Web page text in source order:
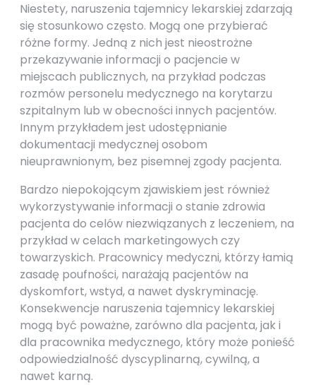
Niestety, naruszenia tajemnicy lekarskiej zdarzają
się stosunkowo często. Mogą one przybierać
różne formy. Jedną z nich jest nieostrożne
przekazywanie informacji o pacjencie w
miejscach publicznych, na przykład podczas
rozmów personelu medycznego na korytarzu
szpitalnym lub w obecności innych pacjentów.
Innym przykładem jest udostępnianie
dokumentacji medycznej osobom
nieuprawnionym, bez pisemnej zgody pacjenta.
Bardzo niepokojącym zjawiskiem jest również
wykorzystywanie informacji o stanie zdrowia
pacjenta do celów niezwiązanych z leczeniem, na
przykład w celach marketingowych czy
towarzyskich. Pracownicy medyczni, którzy łamią
zasadę poufności, narażają pacjentów na
dyskomfort, wstyd, a nawet dyskryminację.
Konsekwencje naruszenia tajemnicy lekarskiej
mogą być poważne, zarówno dla pacjenta, jak i
dla pracownika medycznego, który może ponieść
odpowiedzialność dyscyplinarną, cywilną, a
nawet karną.